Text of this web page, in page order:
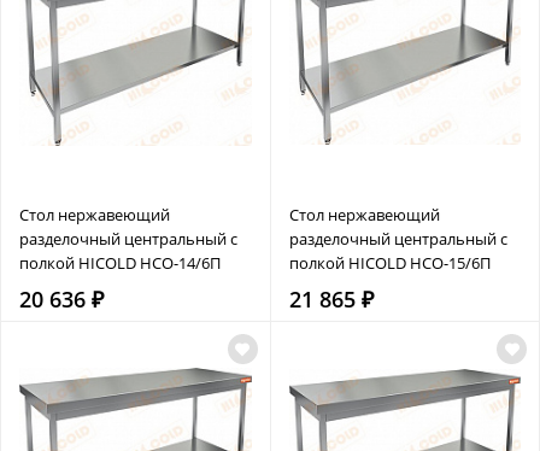
Стол нержавеющий
разделочный центральный с
полкой HICOLD НСО-14/6П
20 636 ₽
Стол нержавеющий
разделочный центральный с
полкой HICOLD НСО-15/6П
21 865 ₽